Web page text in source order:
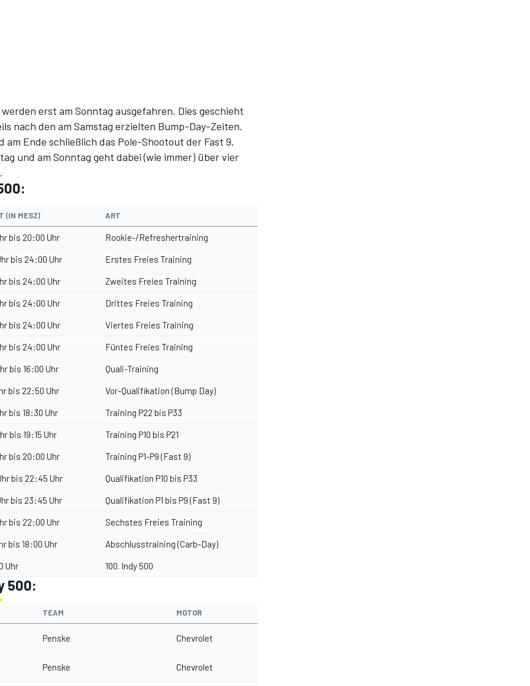
erst am Sonntag ausgefahren. Dies geschieht
nach den am Samstag erzielten Bump-Day-Zeiten.
am Ende schließlich das Pole-Shootout der Fast 9.
und am Sonntag geht dabei (wie immer) über vier
(IN MESZ) ART
bis 20:00 Uhr Rookie-/Refreshertraining
bis 24:00 Uhr Erstes Freies Training
bis 24:00 Uhr Zweites Freies Training
bis 24:00 Uhr Drittes Freies Training
bis 24:00 Uhr Viertes Freies Training
bis 24:00 Uhr Füntes Freies Training
bis 16:00 Uhr Quali-Training
bis 22:50 Uhr Vor-Qualifikation (Bump Day)
bis 18:30 Uhr Training P22 bis P33
bis 19:15 Uhr Training P10 bis P21
bis 20:00 Uhr Training P1-P9 (Fast 9)
bis 22:45 Uhr Qualifikation P10 bis P33
bis 23:45 Uhr Qualifikation P1 bis P9 (Fast 9)
bis 22:00 Uhr Sechstes Freies Training
bis 18:00 Uhr Abschlusstraining (Carb-Day)
Uhr 100. Indy 500
500:
TEAM MOTOR
Penske Chevrolet
Penske Chevrolet